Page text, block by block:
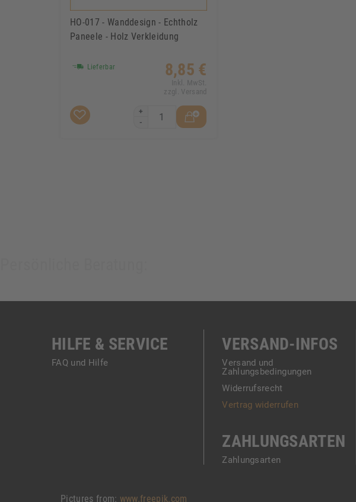
HO-017 - Wanddesign - Echtholz
Paneele - Holz Verkleidung
Lieferbar 8,85 €
Inkl. MwSt.
zzgl. Versand
+
-
HILFE & SERVICE
FAQ und Hilfe
VERSAND-INFOS
Versand und
Zahlungsbedingungen
Widerrufsrecht
Vertrag widerrufen
ZAHLUNGSARTEN
Zahlungsarten
Pictures from: www.freepik.com